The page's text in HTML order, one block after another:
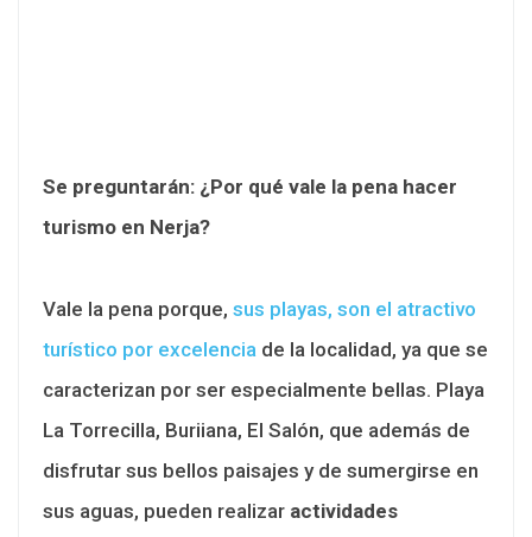
Se preguntarán: ¿Por qué vale la pena hacer
turismo en Nerja?
Vale la pena porque, sus playas, son el atractivo
turístico por excelencia de la localidad, ya que se
caracterizan por ser especialmente bellas. Playa
La Torrecilla, Buriiana, El Salón, que además de
disfrutar sus bellos paisajes y de sumergirse en
sus aguas, pueden realizar actividades